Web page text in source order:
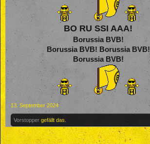
BO RU SSI AAA!
Borussia BVB!
Borussia BVB! Borussia BVB!
Borussia BVB!
13. September 2024
Vorstopper gefällt das.